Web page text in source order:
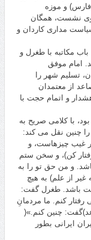
فارس) و موزه
نشست، همگان
مداری کاردان و
مکاتبه با طغرل و
امام موفق
تسلیم شهر را
از معتمدان
و اتمام حجت با
با کلامی صریح به
چنین نقل می کند:
غیب چیزهاست، و
کن)، و سخن ستم
و من حق تو را به
غیر از علم) به هیچ
باشد. طغرل گفت:
رفتار کنم. ما مردمانِ
چنین کنم.»(
دبیران ایرانی بطور